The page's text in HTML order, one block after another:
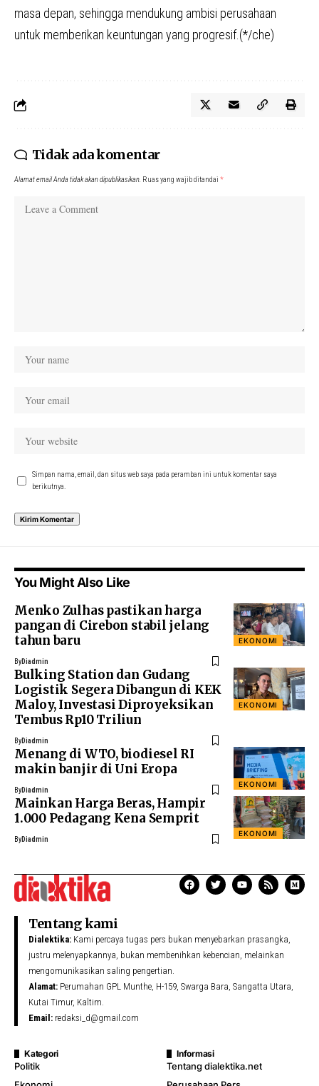
masa depan, sehingga mendukung ambisi perusahaan
untuk memberikan keuntungan yang progresif.(*/che)
Tidak ada komentar
Alamat email Anda tidak akan dipublikasikan. Ruas yang wajib ditandai *
Simpan nama, email, dan situs web saya pada peramban ini untuk komentar saya
berikutnya.
You Might Also Like
EKONOMI
Menko Zulhas pastikan harga
pangan di Cirebon stabil jelang
tahun baru
ByDiadmin
EKONOMI
Bulking Station dan Gudang
Logistik Segera Dibangun di KEK
Maloy, Investasi Diproyeksikan
Tembus Rp10 Triliun
ByDiadmin
EKONOMI
Menang di WTO, biodiesel RI
makin banjir di Uni Eropa
ByDiadmin
EKONOMI
Mainkan Harga Beras, Hampir
1.000 Pedagang Kena Semprit
ByDiadmin
Tentang kami
Dialektika: Kami percaya tugas pers bukan menyebarkan prasangka,
justru melenyapkannya, bukan membenihkan kebencian, melainkan
mengomunikasikan saling pengertian.
Alamat: Perumahan GPL Munthe, H-159, Swarga Bara, Sangatta Utara,
Kutai Timur, Kaltim.
Email: redaksi_d@gmail.com
Kategori
Politik
Informasi
Tentang dialektika.net